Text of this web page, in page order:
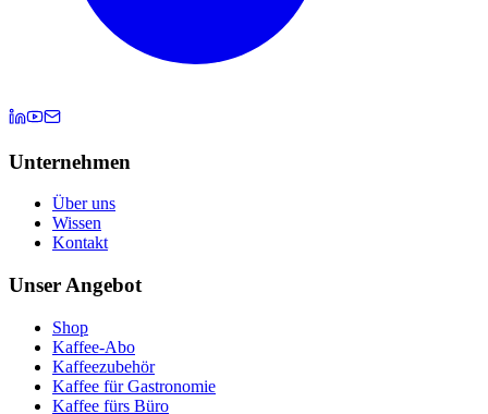
Unternehmen
Über uns
Wissen
Kontakt
Unser Angebot
Shop
Kaffee-Abo
Kaffeezubehör
Kaffee für Gastronomie
Kaffee fürs Büro